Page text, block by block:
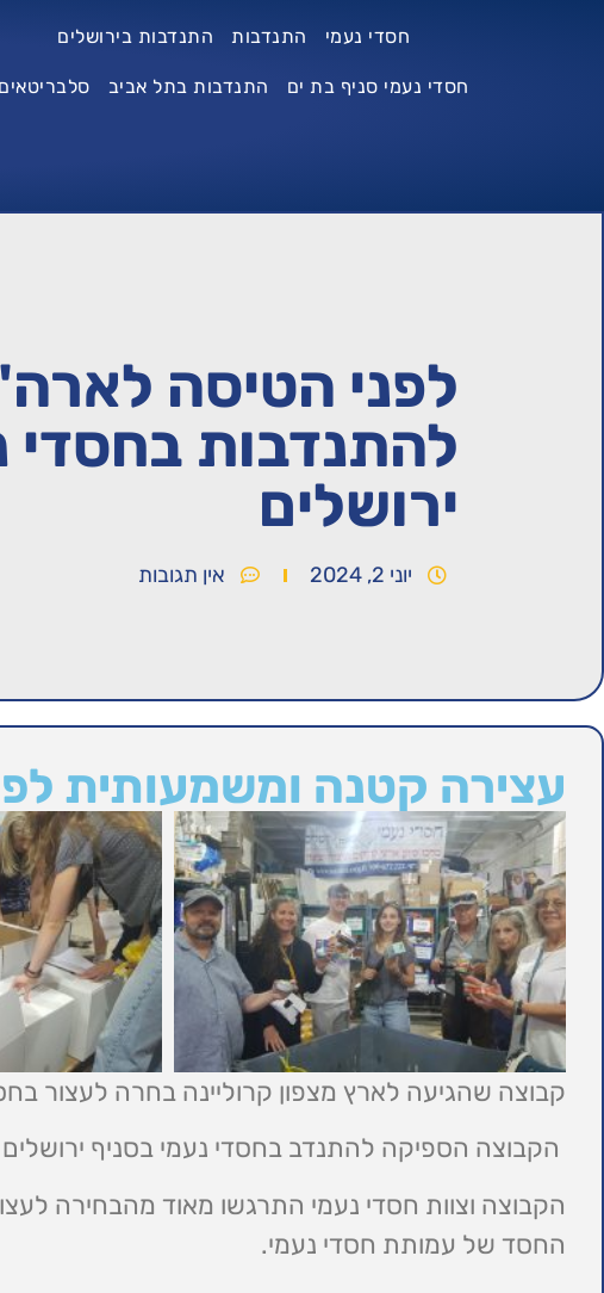
חסדי נעמי התנדבות התנדבות בירושלים
חסדי נעמי סניף בת ים התנדבות בתל אביב סלבריטאים
לפני הטיסה
להתנדבות בחסדי
ירושלים
יוני 2, 2024 אין תגובות
עצירה קטנה ומשמעותית
קבוצה שהגיעה לארץ מצפון קרוליינה בחרה לעצור
הקבוצה הספיקה להתנדב בחסדי נעמי בסניף ירושלים
הקבוצה וצוות חסדי נעמי התרגשו מאוד מהבחירה
החסד של עמותת חסדי נעמי.